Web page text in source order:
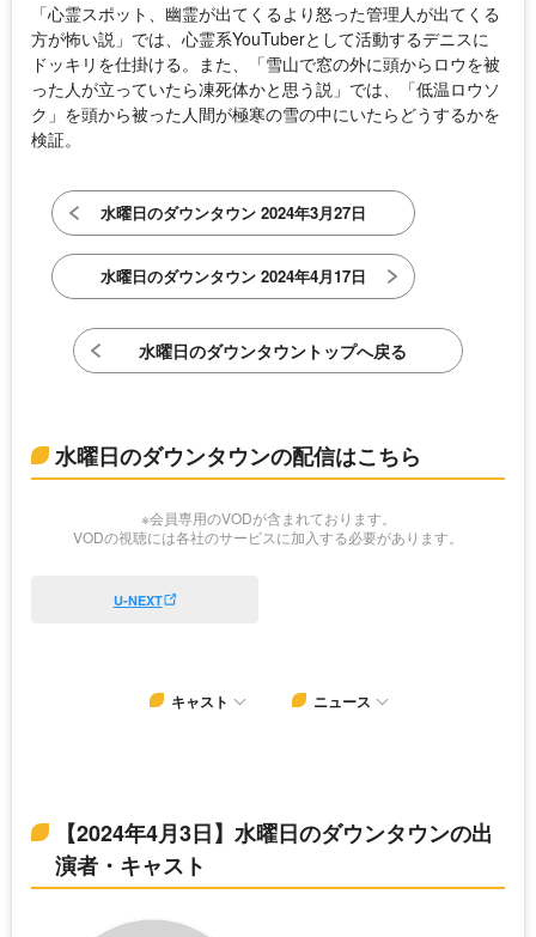
「心霊スポット、幽霊が出てくるより怒った管理人が出てくる
方が怖い説」では、心霊系YouTuberとして活動するデニスに
ドッキリを仕掛ける。また、「雪山で窓の外に頭からロウを被
った人が立っていたら凍死体かと思う説」では、「低温ロウソ
ク」を頭から被った人間が極寒の雪の中にいたらどうするかを
検証。
水曜日のダウンタウン 2024年3月27日
水曜日のダウンタウン 2024年4月17日
水曜日のダウンタウントップへ戻る
水曜日のダウンタウンの配信はこちら
※会員専用のVODが含まれております。
VODの視聴には各社のサービスに加入する必要があります。
U-NEXT
キャスト ニュース
【2024年4月3日】水曜日のダウンタウンの出
演者・キャスト